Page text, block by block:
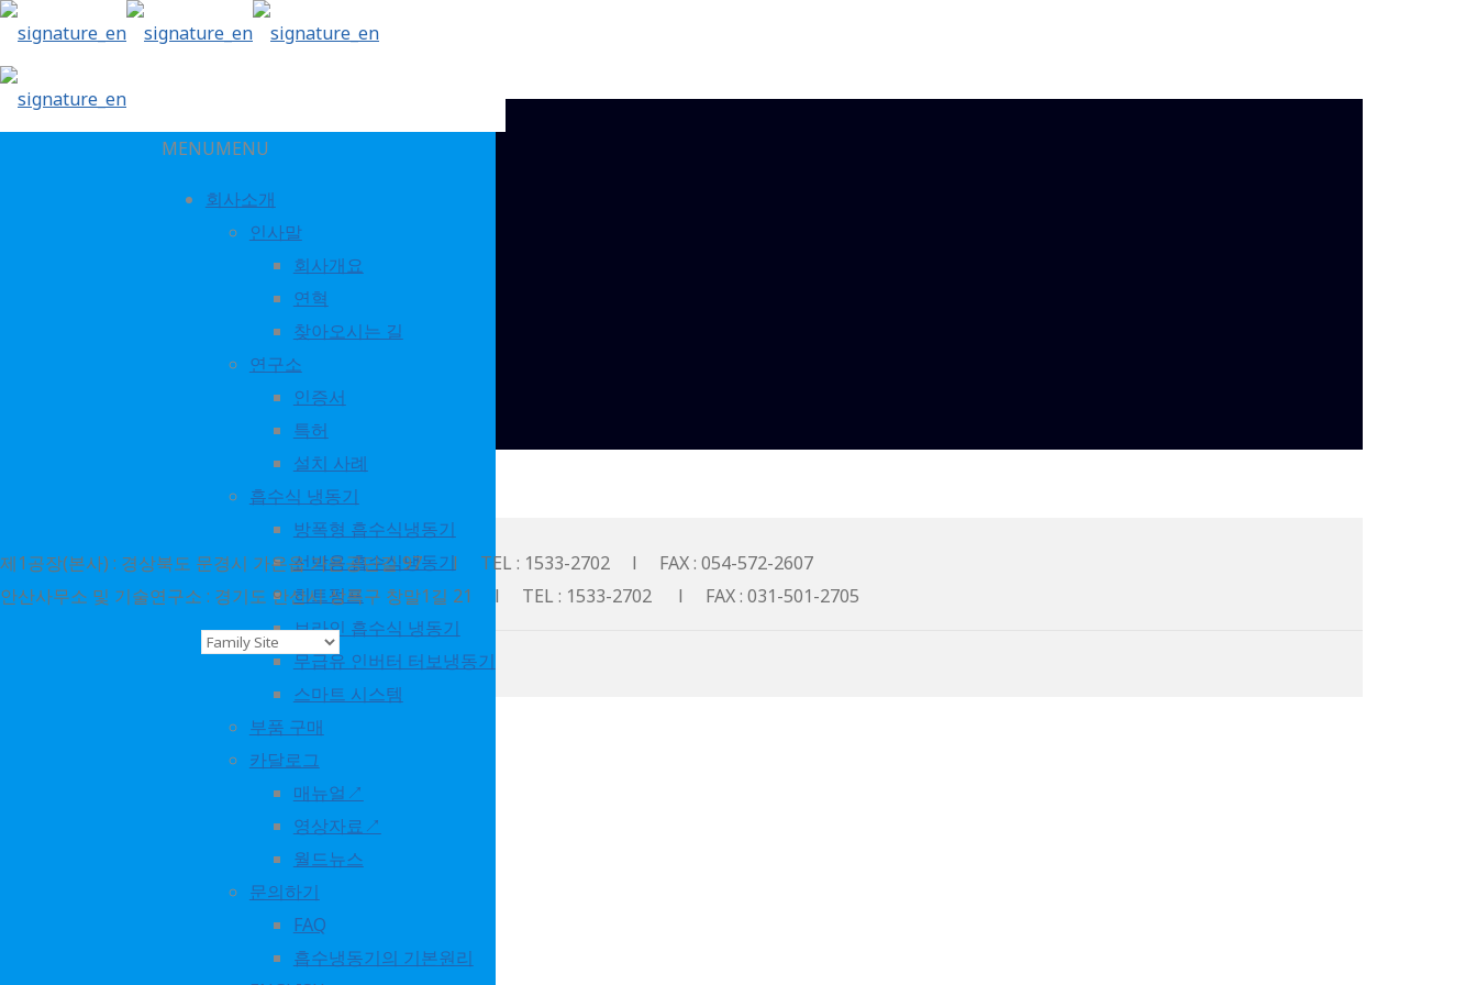
MENUMENU
회사소개
인사말
회사개요
연혁
찾아오시는 길
연구소
인증서
특허
설치 사례
흡수식 냉동기
방폭형 흡수식냉동기
선박용 흡수식냉동기
히트펌프
브라인 흡수식 냉동기
무급유 인버터 터보냉동기
스마트 시스템
부품 구매
카달로그
매뉴얼↗
영상자료↗
월드뉴스
문의하기
FAQ
흡수냉동기의 기본원리
제1공장(본사) : 경상북도 문경시 가은읍 가은공단길 97 l TEL : 1533-2702 l FAX : 054-572-2607
안산사무소 및 기술연구소 : 경기도 안산시 상록구 창말1길 21 l TEL : 1533-2702 l FAX : 031-501-2705